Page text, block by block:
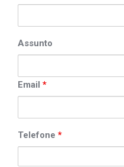
Assunto
Email *
Telefone *